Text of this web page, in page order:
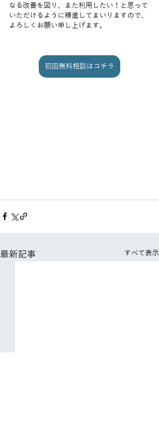
なる改善を図り、また利用したい！と思って
いただけるように精進してまいりますので、
よろしくお願い申し上げます。
初回無料相談はコチラ
最新記事 すべて表示